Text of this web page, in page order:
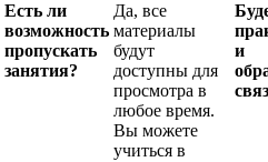
Есть ли
возможность
пропускать
занятия?
Да, все
материалы
будут
доступны для
просмотра в
любое время.
Вы можете
учиться в
и